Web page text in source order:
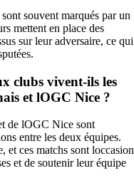
souvent marqués par un
mettent en place des
sur leur adversaire, ce qui
clubs vivent-ils les
et lOGC Nice ?
de lOGC Nice sont
entre les deux équipes.
et ces matchs sont loccasion
et de soutenir leur équipe